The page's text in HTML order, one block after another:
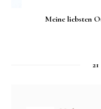
Meine liebsten